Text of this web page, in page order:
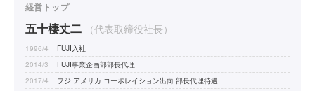
経営トップ
五十棲丈二 （代表取締役社長）
1996/4
FUJI入社
2014/3
FUJI事業企画部部長代理
2017/4
フジ アメリカ コーポレイション出向 部長代理待遇